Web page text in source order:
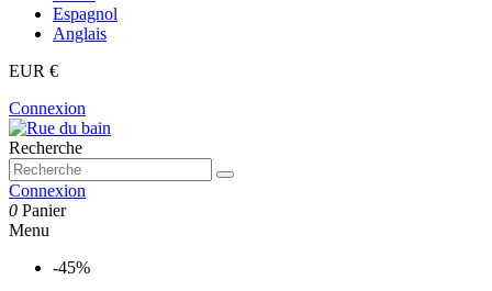
Espagnol
Anglais
EUR €
Connexion
Recherche
Connexion
0 Panier
Menu
-45%